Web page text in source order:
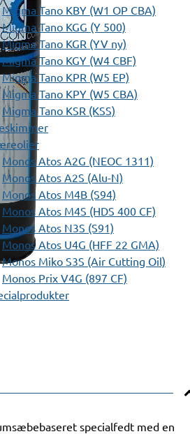
Migma Tano KBY (W1 OP CBA)
Migma Tano KGG (Y 500)
Migma Tano KGR (YV ny)
Migma Tano KGY (W4 CBF)
Migma Tano KPR (W5 EP)
Migma Tano KPY (W5 CBA)
Migma Tano KSR (KSS)
Monos Atos A2G (NEOC 1311)
Monos Atos A2S (Alu-N)
Monos Atos M4B (S94)
Monos Atos M4S (HDS 400 CF)
Monos Atos N3S (S91)
Monos Atos U4G (HFF 22 GMA)
Monos Miko S3S (Air Cutting Oil)
Monos Prix V4G (897 CF)
specialfedt med en